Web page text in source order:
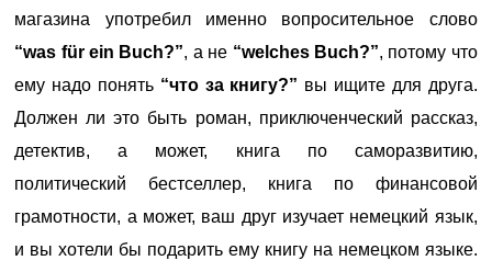
магазина употребил именно вопросительное слово
“was für ein Buch?”, а не “welches Buch?”, потому что
ему надо понять “что за книгу?” вы ищите для друга.
Должен ли это быть роман, приключенческий рассказ,
детектив, а может, книга по саморазвитию,
политический бестселлер, книга по финансовой
грамотности, а может, ваш друг изучает немецкий язык,
и вы хотели бы подарить ему книгу на немецком языке.